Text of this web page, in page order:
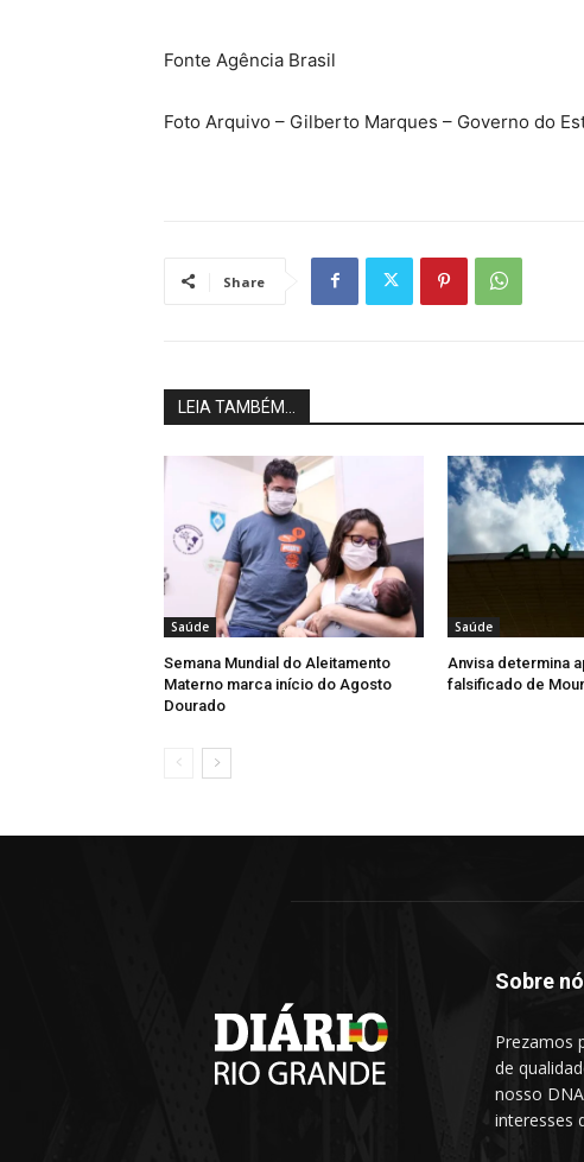
Fonte Agência Brasil
Foto Arquivo – Gilberto Marques – Governo do
Share
LEIA TAMBÉM...
Saúde
Semana Mundial do Aleitamento
Materno marca início do Agosto
Dourado
Saúde
Anvisa determina
falsificado de
Sobre
Prezamos
de
nosso
interesses